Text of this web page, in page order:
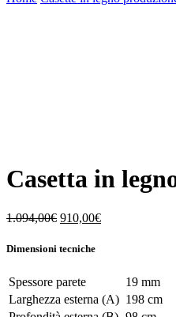
Casetta in
1.094,00€ Il
originale
910,00€Il
Dimensioni tecniche
Spessore parete
19 mm
Larghezza esterna (A) 198 cm